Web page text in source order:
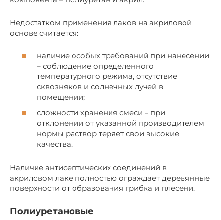
Недостатком применения лаков на акриловой
основе считается:
наличие особых требований при нанесении
– соблюдение определенного
температурного режима, отсутствие
сквозняков и солнечных лучей в
помещении;
сложности хранения смеси – при
отклонении от указанной производителем
нормы раствор теряет свои высокие
качества.
Наличие антисептических соединений в
акриловом лаке полностью ограждает деревянные
поверхности от образования грибка и плесени.
Полиуретановые